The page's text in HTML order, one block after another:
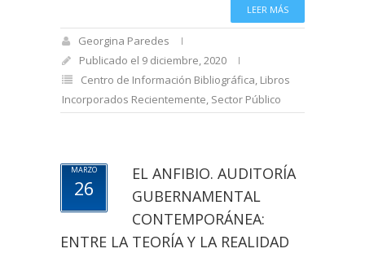
LEER MÁS
Georgina Paredes
Publicado el 9 diciembre, 2020
Centro de Información Bibliográfica, Libros
Incorporados Recientemente, Sector Público
MARZO
26
EL ANFIBIO. AUDITORÍA
GUBERNAMENTAL
CONTEMPORÁNEA:
ENTRE LA TEORÍA Y LA REALIDAD